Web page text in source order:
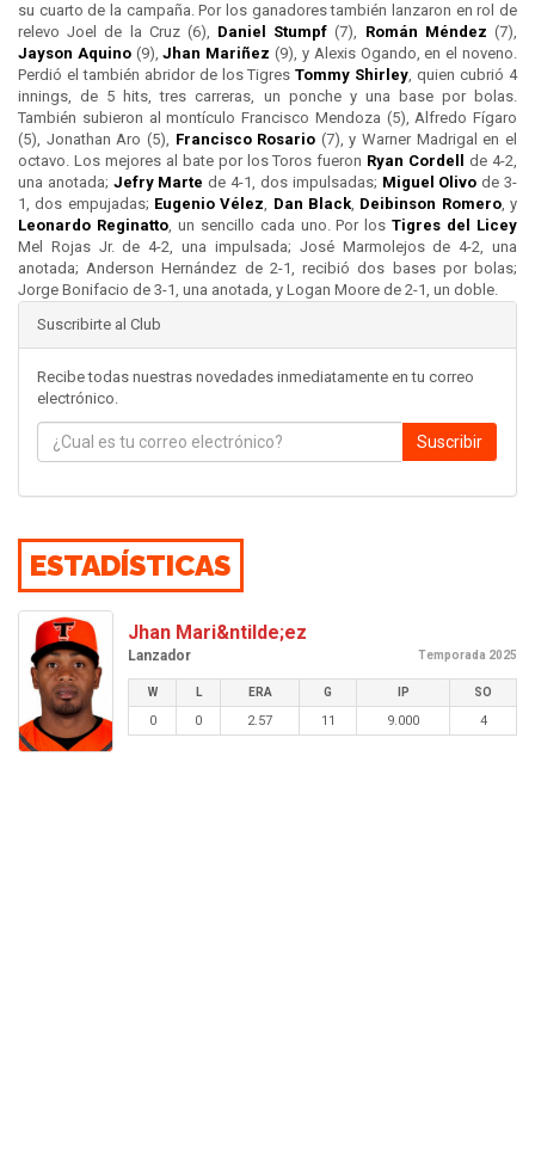
su cuarto de la campaña. Por los ganadores también lanzaron en rol de
relevo Joel de la Cruz (6), Daniel Stumpf (7), Román Méndez (7),
Jayson Aquino(9),Jhan Mariñez (9), y Alexis Ogando, en el noveno.
Perdió el también abridor de los TigresTommy Shirley, quien cubrió 4
innings, de 5 hits, tres carreras, un ponche y una base por bolas.
También subieron al montículo Francisco Mendoza (5), Alfredo Fígaro
(5), Jonathan Aro (5), Francisco Rosario (7), y Warner Madrigal en el
octavo. Los mejores al bate por los Toros fueron Ryan Cordell
de 4-2,
una anotada; Jefry Marte de 4-1, dos impulsadas; Miguel Olivo de 3-
1, dos empujadas; Eugenio Vélez, Dan Black, Deibinson Romero, y
Leonardo Reginatto, un sencillo cada uno. Por losTigres del Licey
Mel Rojas Jr. de 4-2, una impulsada; José Marmolejos de 4-2, una
anotada; Anderson Hernández de 2-1, recibió dos bases por bolas;
Jorge Bonifacio de 3-1, una anotada, y Logan Moore de 2-1, un doble.
Suscribirte al Club
Recibe todas nuestras novedades inmediatamente en tu correo
electrónico.
Suscribir
ESTADÍSTICAS
Jhan Mari&ntilde;ez
Lanzador Temporada 2025
W L ERA G IP SO
0 0 2.57 11 9.000 4